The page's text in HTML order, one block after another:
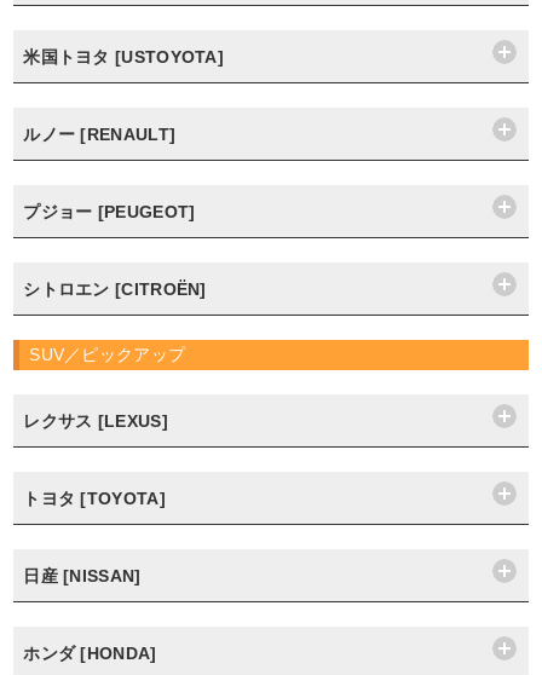
米国トヨタ [USTOYOTA]
ルノー [RENAULT]
プジョー [PEUGEOT]
シトロエン [CITROËN]
SUV／ピックアップ
レクサス [LEXUS]
トヨタ [TOYOTA]
日産 [NISSAN]
ホンダ [HONDA]